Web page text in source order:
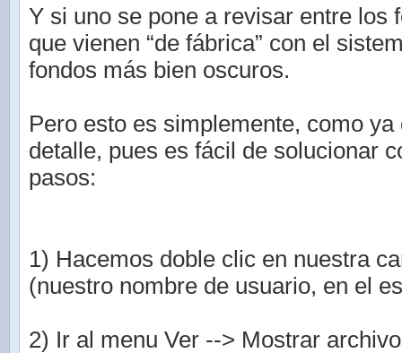
Y si uno se pone a revisar entre los
que vienen “de fábrica” con el
fondos más bien oscuros.
Pero esto es simplemente, como
detalle, pues es fácil de solucionar
pasos:
1) Hacemos doble clic en nuestra
(nuestro nombre de usuario, en el
2) Ir al menu Ver --> Mostrar